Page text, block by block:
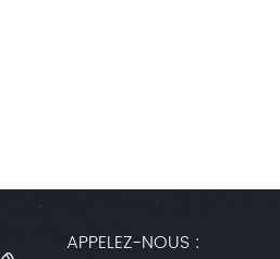
APPELEZ-NOUS :